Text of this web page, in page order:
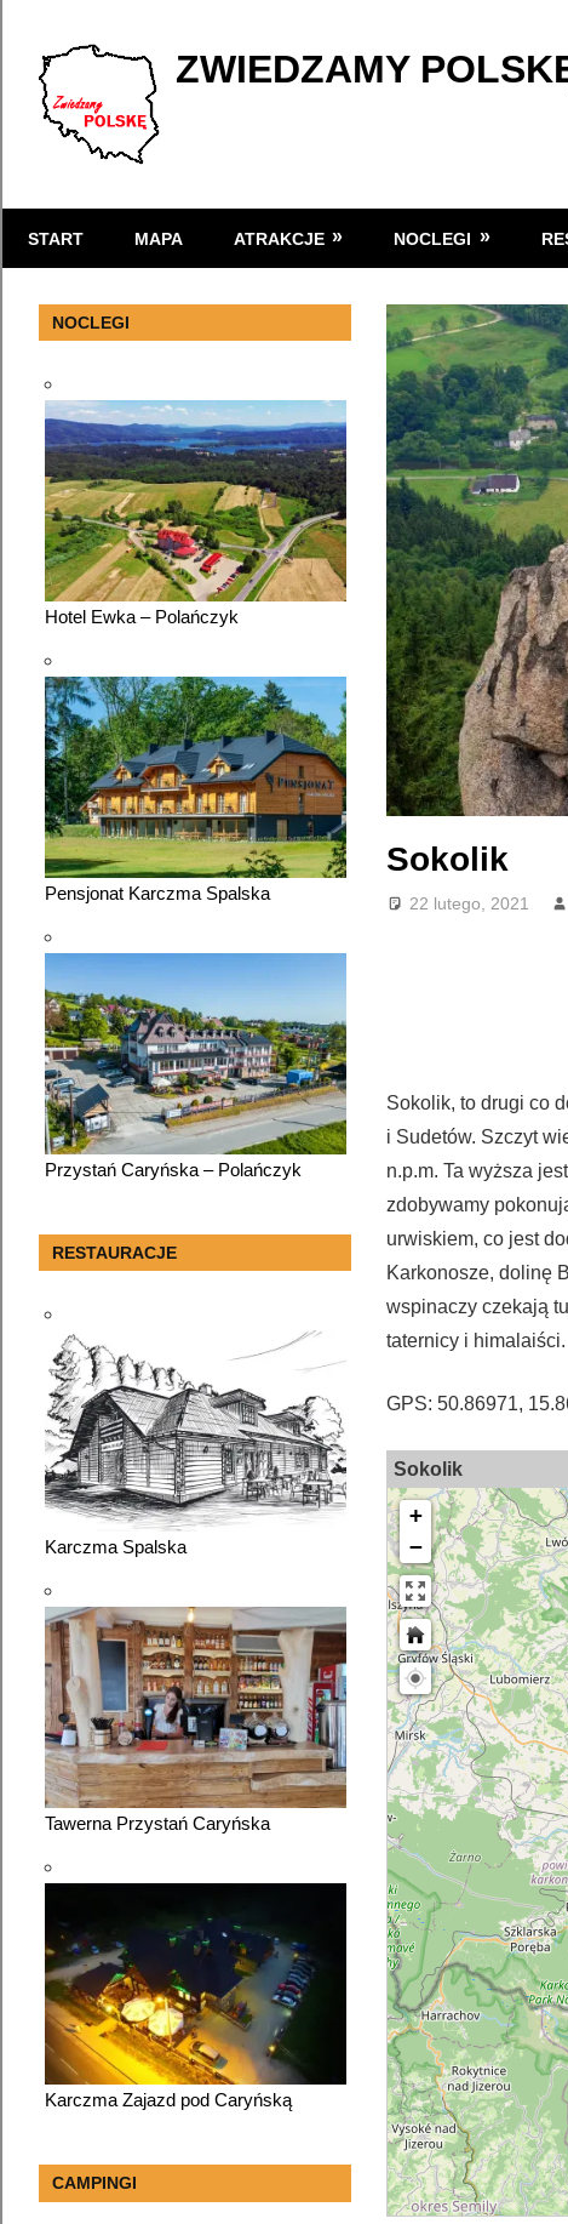
content
ZWIEDZAMY
w
START MAPA ATRAKCJE NOCLEGI
Sokolik
22 lutego, 2021
Sokolik, to drugi co
i Sudetów. Szczyt
n.p.m. Ta wyższa
zdobywamy
urwiskiem, co jest
Karkonosze, dolinę
wspinaczy czekają
taternicy i himalaiści.
GPS: 50.86971,
Sokolik
+
−
NOCLEGI
Hotel Ewka – Polańczyk
Pensjonat Karczma Spalska
Przystań Caryńska – Polańczyk
RESTAURACJE
Karczma Spalska
Tawerna Przystań Caryńska
Karczma Zajazd pod Caryńską
CAMPINGI